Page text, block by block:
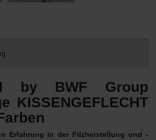
by BWF Group
KISSENGEFLECHT
Erfahrung in der Filzherstellung und -